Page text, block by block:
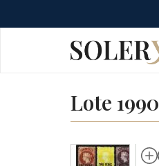
Lote 1990